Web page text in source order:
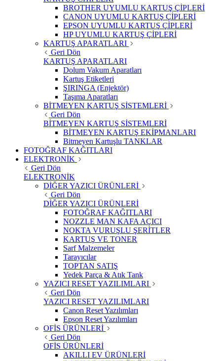
BROTHER UYUMLU KARTUŞ ÇİPLERİ
CANON UYUMLU KARTUŞ ÇİPLERİ
EPSON UYUMLU KARTUŞ ÇİPLERİ
HP UYUMLU KARTUŞ ÇİPLERİ
KARTUŞ APARATLARI
Geri Dön
KARTUŞ APARATLARI
Dolum Vakum Aparatları
Kartuş Etiketleri
ŞIRINGA (Enjektör)
Taşıma Aparatları
BİTMEYEN KARTUŞ SİSTEMLERİ
Geri Dön
BİTMEYEN KARTUŞ SİSTEMLERİ
BİTMEYEN KARTUŞ EKİPMANLARI
Bitmeyen Kartuşlu TANKLAR
FOTOĞRAF KAĞITLARI
ELEKTRONİK
Geri Dön
ELEKTRONİK
DİĞER YAZICI ÜRÜNLERİ
Geri Dön
DİĞER YAZICI ÜRÜNLERİ
FOTOĞRAF KAĞITLARI
NOZZLE MAN KAFA AÇICI
NOKTA VURUŞLU ŞERİTLER
KARTUŞ VE TONER
Sarf Malzemeler
Tarayıcılar
TOPTAN SATIŞ
Yedek Parça & Atık Tank
YAZICI RESET YAZILIMLARI
Geri Dön
YAZICI RESET YAZILIMLARI
Canon Reset Yazılımları
Epson Reset Yazılımları
OFİS ÜRÜNLERİ
Geri Dön
OFİS ÜRÜNLERİ
AKILLI EV ÜRÜNLERİ